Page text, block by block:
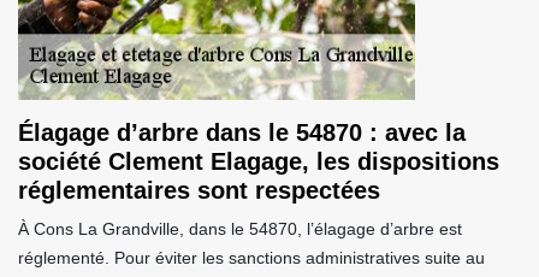
Élagage d’arbre dans le 54870 : avec la
société Clement Elagage, les dispositions
réglementaires sont respectées
À Cons La Grandville, dans le 54870, l’élagage d’arbre est
réglementé. Pour éviter les sanctions administratives suite au